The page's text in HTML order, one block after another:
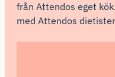
från Attendos eget
med Attendos